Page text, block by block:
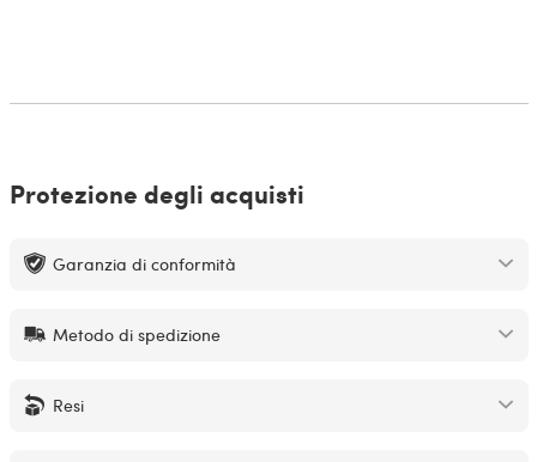
Protezione degli acquisti
Garanzia di conformità
Metodo di spedizione
Resi